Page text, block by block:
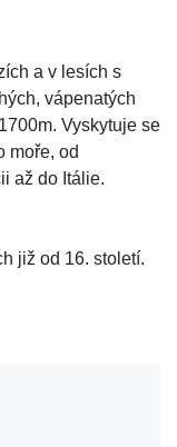
a v lesích s
vápenatých
Vyskytuje se
moře, od
až do Itálie.
již od 16. století.